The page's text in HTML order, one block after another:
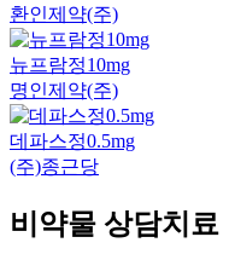
환인제약(주)
뉴프람정10mg
명인제약(주)
데파스정0.5mg
(주)종근당
비약물 상담치료